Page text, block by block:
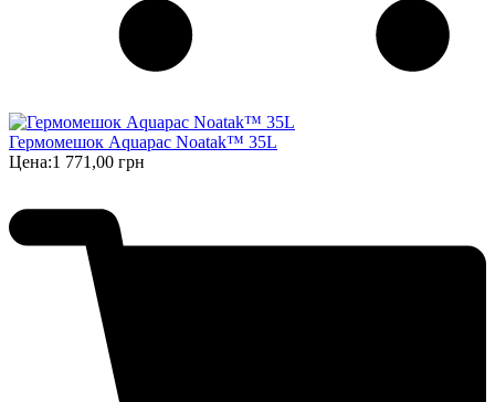
Гермомешок Aquapac Noatak™ 35L
Цена:1 771,00 грн